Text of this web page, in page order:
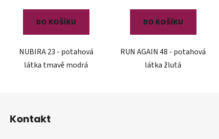
DO KOŠÍKU
NUBIRA 23 - potahová
látka tmavě modrá
DO KOŠÍKU
RUN AGAIN 48 - potahová
látka žlutá
Kontakt